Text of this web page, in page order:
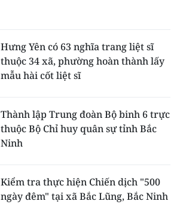
Hưng Yên có 63 nghĩa trang liệt sĩ
thuộc 34 xã, phường hoàn thành lấy
mẫu hài cốt liệt sĩ
Thành lập Trung đoàn Bộ binh 6 trực
thuộc Bộ Chỉ huy quân sự tỉnh Bắc
Ninh
Kiểm tra thực hiện Chiến dịch "500
ngày đêm" tại xã Bắc Lũng, Bắc Ninh